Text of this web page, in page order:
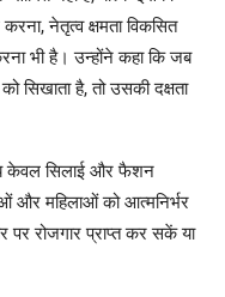
करना, नेतृत्व क्षमता विकसित
भी है। उन्होंने कहा कि जब
सिखाता है, तो उसकी दक्षता
केवल सिलाई और फैशन
और महिलाओं को आत्मनिर्भर
रोजगार प्राप्त कर सकें या